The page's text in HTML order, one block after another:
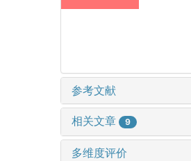
参考文献
相关文章 9
多维度评价